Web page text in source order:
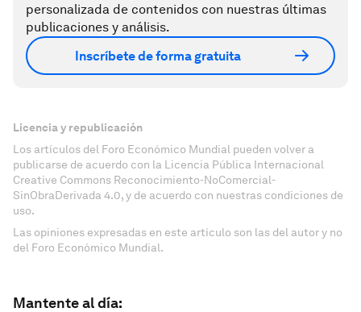
personalizada de contenidos con nuestras últimas
publicaciones y análisis.
Inscríbete de forma gratuita
Licencia y republicación
Los artículos del Foro Económico Mundial pueden volver a
publicarse de acuerdo con la Licencia Pública Internacional
Creative Commons Reconocimiento-NoComercial-
SinObraDerivada 4.0, y de acuerdo con nuestras condiciones de
uso.
Las opiniones expresadas en este artículo son las del autor y no
del Foro Económico Mundial.
Mantente al día: